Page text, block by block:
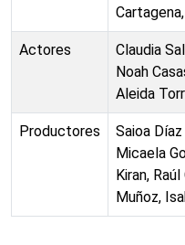
Actores
Claudia
Noah
Aleida
Productores
Saioa
Micaela
Kiran,
Muñoz,